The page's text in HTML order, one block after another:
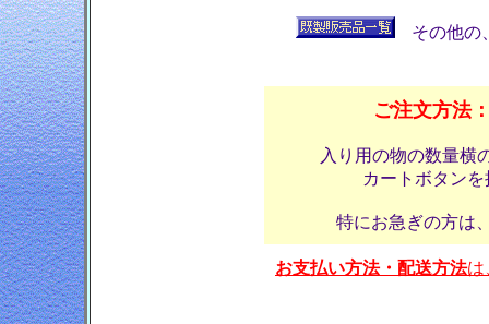
その他の
ご注文方法
入り用の物の数量横
カートボタン
特にお急ぎの方は
お支払い方法・配送方法は